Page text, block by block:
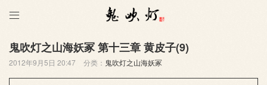

鬼吹灯之山海妖冢 第十三章 黄皮子(9)
2012年9月5日 20:47 分类： 鬼吹灯之山海妖冢